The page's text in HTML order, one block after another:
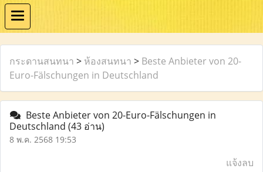
กระดานสนทนา > ห้องสนทนา > Beste Anbieter von 20-
Euro-Fälschungen in Deutschland
Beste Anbieter von 20-Euro-Fälschungen in
Deutschland (43 อ่าน)
8 พ.ค. 2568 19:53
แจ้งลบ